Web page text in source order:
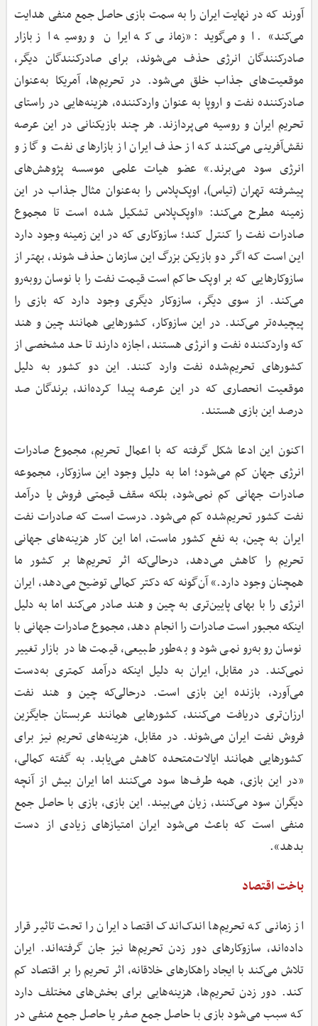
آورند که در نهایت ایران را به سمت بازی حاصل جمع منفی هدایت
می‌کند». او می‌گوید: «زمانی که ایران و روسیه از بازار
صادرکنندگان انرژی حذف می‌شوند، برای صادرکنندگان دیگر،
موقعیت‌های جذاب خلق می‌شود. در تحریم‌ها، آمریکا به‌عنوان
صادرکننده نفت و اروپا به عنوان واردکننده، هزینه‌هایی در راستای
تحریم ایران و روسیه می‌پردازند. هر چند بازیکنانی در این عرصه
نقش‌آفرینی می‌کنند که از حذف ایران از بازارهای نفت و گاز و
انرژی سود می‌برند.» عضو هیات علمی موسسه پژوهش‌های
پیشرفته تهران (تیاس)، اوپک‌پلاس را به‌عنوان مثال جذاب در این
زمینه مطرح می‌کند: «اوپک‌پلاس تشکیل شده است تا مجموع
صادرات نفت را کنترل کند؛ سازوکاری که در این زمینه وجود دارد
این است که اگر دو بازیکن بزرگ این سازمان حذف شوند، بهتر از
سازوکارهایی که بر اوپک حاکم است قیمت نفت را با نوسان روبه‌رو
می‌کند. از سوی دیگر، سازوکار دیگری وجود دارد که بازی را
پیچیده‌تر می‌کند. در این سازوکار، کشورهایی همانند چین و هند
که واردکننده نفت و انرژی هستند، اجازه دارند تا حد مشخصی از
کشورهای تحریم‌شده نفت وارد کنند. این دو کشور به دلیل
موقعیت انحصاری که در این عرصه پیدا کرده‌اند، برندگان صد
در‌صد این بازی هستند.
اکنون این ادعا شکل گرفته که با اعمال تحریم، مجموع صادرات
انرژی جهان کم می‌شود؛ اما به دلیل وجود این سازوکار، مجموعه
صادرات جهانی کم نمی‌شود، بلکه سقف قیمتی فروش یا درآمد
نفت کشور تحریم‌شده کم می‌شود. درست است که صادرات نفت
ایران به چین، به نفع کشور ماست، اما این کار هزینه‌های جهانی
تحریم را کاهش می‌دهد، درحالی‌که اثر تحریم‌ها بر کشور ما
همچنان وجود دارد.» آن‌گونه که دکتر کمالی توضیح می‌دهد، ایران
انرژی را با بهای پایین‌تری به چین و هند صادر می‌کند اما به دلیل
اینکه مجبور است صادرات را انجام دهد، مجموع صادرات جهانی با
نوسان روبه‌رو نمی‌شود و به‌طور طبیعی، قیمت‌ها در بازار تغییر
نمی‌کند. در مقابل، ایران به دلیل اینکه درآمد کمتری به‌دست
می‌آورد، بازنده این بازی است. درحالی‌که چین و هند نفت
ارزان‌تری دریافت می‌کنند، کشورهایی همانند عربستان جایگزین
فروش نفت ایران می‌شوند. در مقابل، هزینه‌های تحریم نیز برای
کشورهایی همانند ایالات‌متحده کاهش می‌یابد. به گفته کمالی،
«در این بازی، همه طرف‌ها سود می‌کنند اما ایران بیش از آنچه
دیگران سود می‌کنند، زیان می‌بیند. این بازی، بازی با حاصل جمع
منفی است که باعث می‌شود ایران امتیازهای زیادی از دست
بدهد».
باخت اقتصاد
از زمانی که تحریم‌ها اندک‌اندک اقتصاد ایران را تحت تاثیر قرار
داده‌اند، سازوکارهای دور زدن تحریم‌ها نیز جان گرفته‌اند. ایران
تلاش می‌کند با ایجاد راهکارهای خلاقانه، اثر تحریم را بر اقتصاد کم
کند. دور زدن تحریم‌ها، هزینه‌هایی برای بخش‌های مختلف دارد
که سبب می‌شود بازی با حاصل جمع صفر یا حاصل جمع منفی در